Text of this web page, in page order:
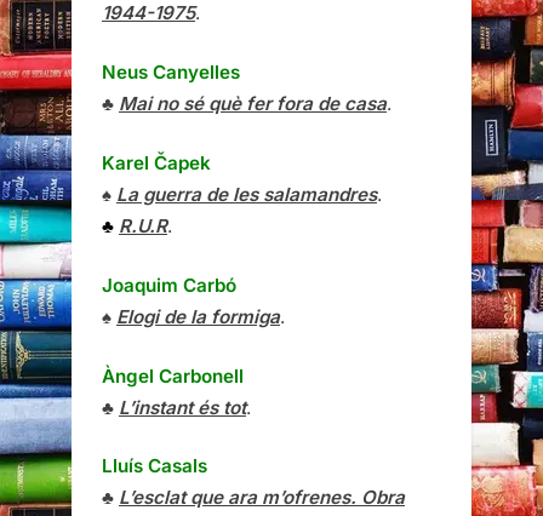
1944-1975.
Neus Canyelles
♣ Mai no sé què fer fora de casa.
Karel Čapek
♠ La guerra de les salamandres.
♣ R.U.R.
Joaquim Carbó
♠ Elogi de la formiga.
Àngel Carbonell
♣ L’instant és tot.
Lluís Casals
♣ L’esclat que ara m’ofrenes. Obra